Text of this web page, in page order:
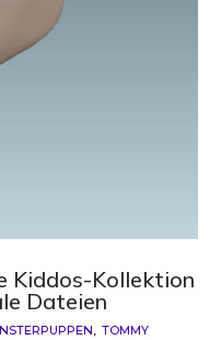
Kiddos-Kollektion
Dateien
TOMMY